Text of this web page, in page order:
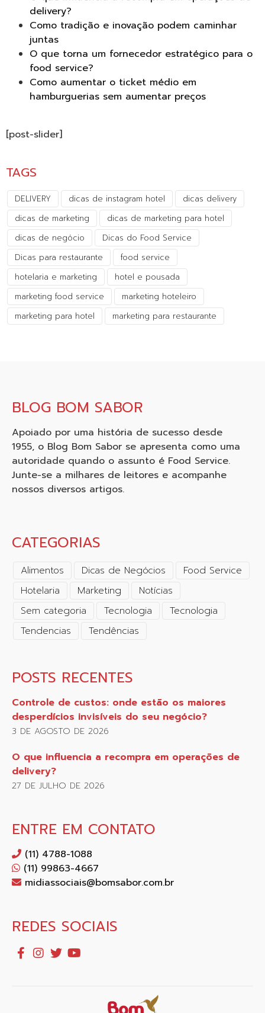
delivery?
Como tradição e inovação podem caminhar
juntas
O que torna um fornecedor estratégico para o
food service?
Como aumentar o ticket médio em
hamburguerias sem aumentar preços
[post-slider]
TAGS
DELIVERY dicas de instagram hotel
dicas delivery
dicas de marketing
dicas de marketing para hotel
dicas de negócio
Dicas do Food Service
Dicas para restaurante
food service
hotelaria e marketing
hotel e pousada
marketing food service
marketing hoteleiro
marketing para hotel
marketing para restaurante
BLOG BOM SABOR
Apoiado por uma história de sucesso desde
1955, o Blog Bom Sabor se apresenta como uma
autoridade quando o assunto é Food Service.
Junte-se a milhares de leitores e acompanhe
nossos diversos artigos.
CATEGORIAS
Alimentos Dicas de Negócios
Food Service
Hotelaria
Marketing
Notícias
Sem categoria
Tecnologia
Tecnologia
Tendencias
Tendências
POSTS RECENTES
Controle de custos: onde estão os maiores
desperdícios invisíveis do seu negócio?
3 DE AGOSTO DE 2026
O que influencia a recompra em operações de
delivery?
27 DE JULHO DE 2026
ENTRE EM CONTATO
(11) 4788-1088
(11) 99863-4667
midiassociais@bomsabor.com.br
REDES SOCIAIS